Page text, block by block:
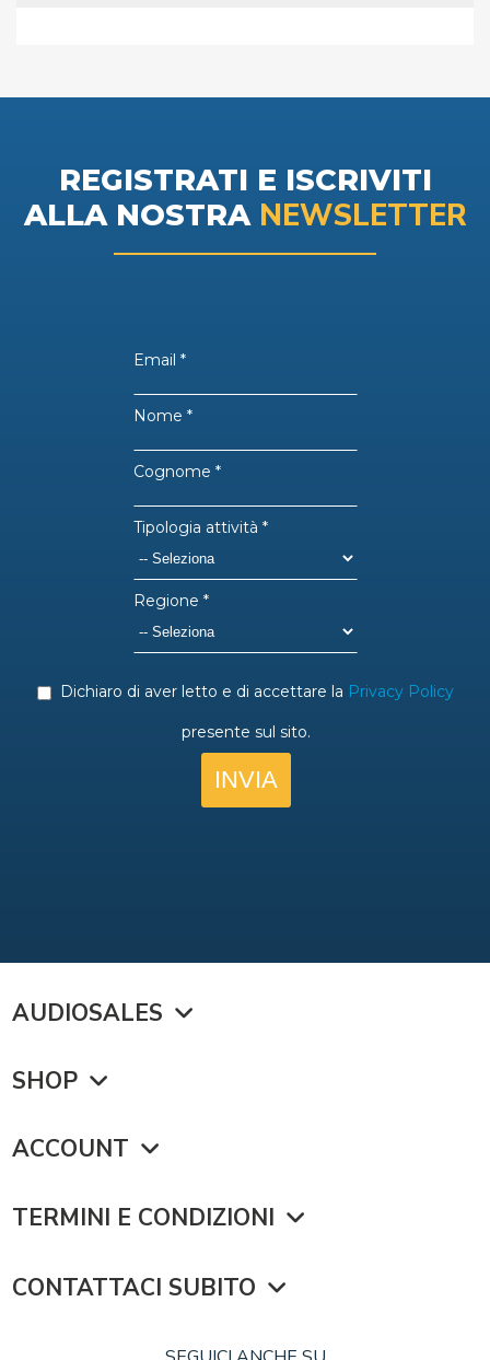
REGISTRATI E ISCRIVITI
ALLA NOSTRA NEWSLETTER
AUDIOSALES
SHOP
ACCOUNT
TERMINI E CONDIZIONI
CONTATTACI SUBITO